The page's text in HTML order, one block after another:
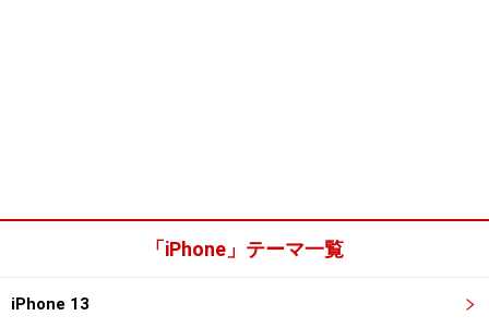
「iPhone」テーマ一覧
iPhone 13